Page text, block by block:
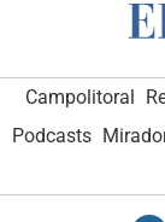
Campolitoral
Podcasts